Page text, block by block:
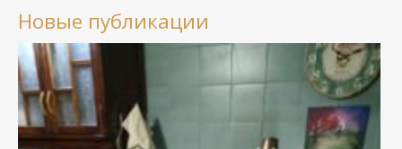
Новые публикации